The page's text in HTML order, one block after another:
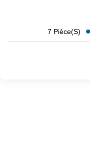
7 Pièce(s)